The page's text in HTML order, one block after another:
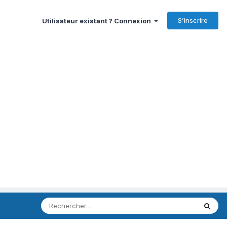
Utilisateur existant ? Connexion S’inscrire